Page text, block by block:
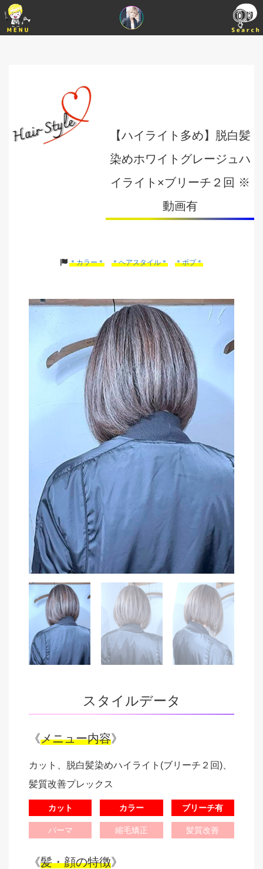
【ハイライト多め】脱白髪
染めホワイトグレージュハ
イライト×ブリーチ２回 ※
動画有
＊カラー＊ ＊ヘアスタイル＊ ＊ボブ＊
スタイルデータ
《メニュー内容》
カット、脱白髪染めハイライト(ブリーチ２回)、
髪質改善プレックス
カット カラー ブリーチ有
パーマ 縮毛矯正 髪質改善
《髪・顔の特徴》